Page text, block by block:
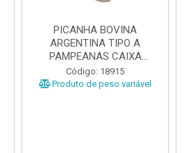
PICANHA BOVINA
ARGENTINA TIPO A
PAMPEANAS CAIXA
±20KG PEÇAS ...
Código: 18915
Produto de peso variável